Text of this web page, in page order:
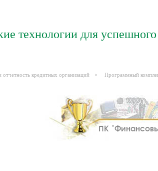
технологии для успешного
отчетность кредитных организаций Программный